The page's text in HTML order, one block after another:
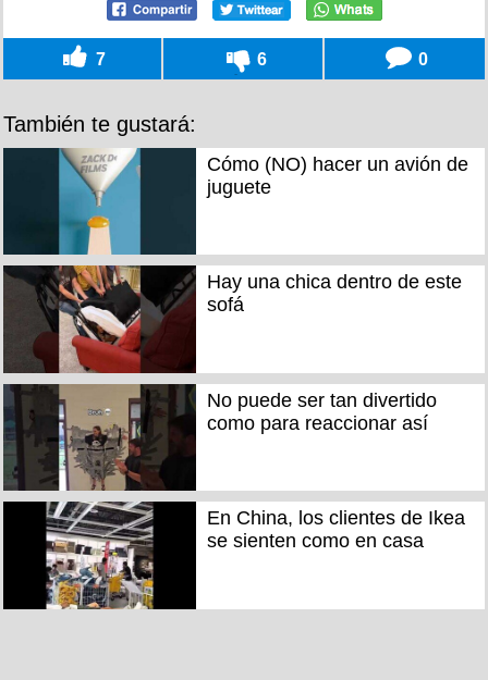
7 6 0
También te gustará:
Cómo (NO) hacer un avión de
juguete
Hay una chica dentro de este
sofá
No puede ser tan divertido
como para reaccionar así
En China, los clientes de Ikea
se sienten como en casa